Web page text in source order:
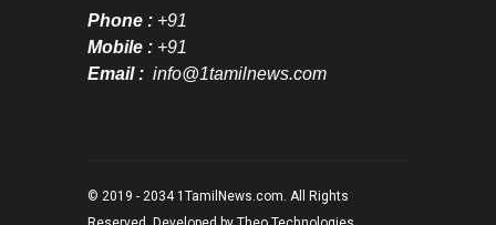
Phone : +91
Mobile : +91
Email : info@1tamilnews.com
© 2019 - 2034 1TamilNews.com . All Rights